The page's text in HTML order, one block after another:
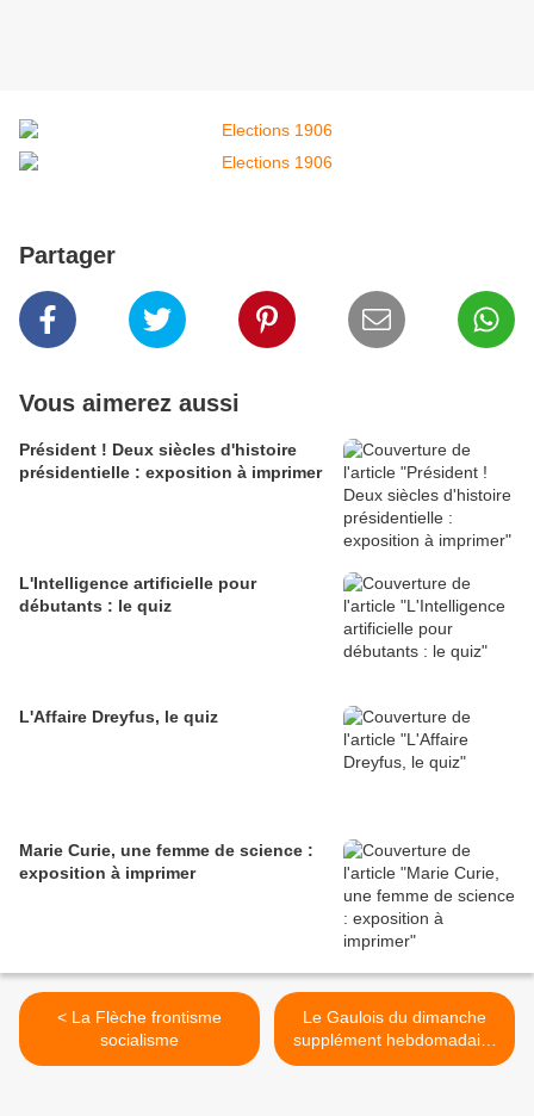
Partager
Vous aimerez aussi
Président ! Deux siècles d'histoire
présidentielle : exposition à imprimer
L'Intelligence artificielle pour
débutants : le quiz
L'Affaire Dreyfus, le quiz
Marie Curie, une femme de science :
exposition à imprimer
< La Flèche frontisme
socialisme
Le Gaulois du dimanche
supplément hebdomadaire
littéraire et illustré >